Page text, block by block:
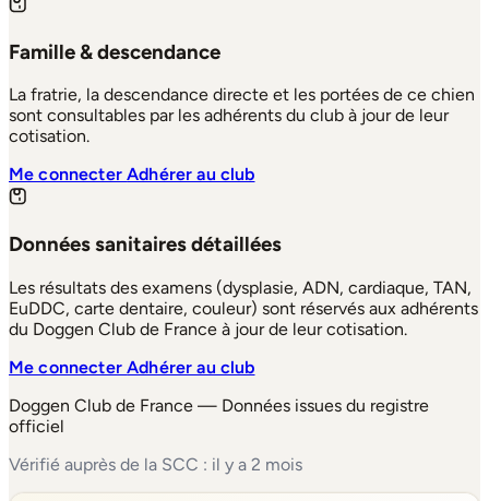
Famille & descendance
La fratrie, la descendance directe et les portées de ce chien
sont consultables par les adhérents du club à jour de leur
cotisation.
Me connecterAdhérer au club
Données sanitaires détaillées
Les résultats des examens (dysplasie, ADN, cardiaque, TAN,
EuDDC, carte dentaire, couleur) sont réservés aux adhérents
du Doggen Club de France à jour de leur cotisation.
Me connecterAdhérer au club
Doggen Club de France — Données issues du registre
officiel
Vérifié auprès de la SCC : il y a 2 mois